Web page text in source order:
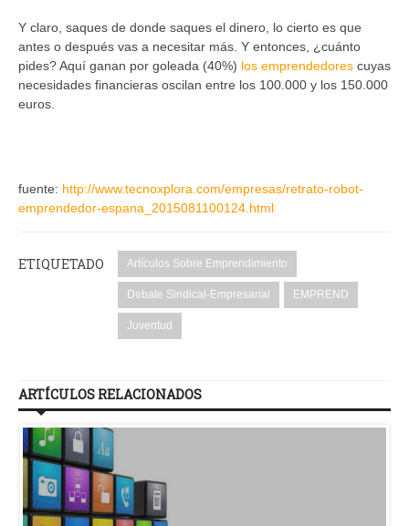
Y claro, saques de donde saques el dinero, lo cierto es que
antes o después vas a necesitar más. Y entonces, ¿cuánto
pides? Aquí ganan por goleada (40%) los emprendedores cuyas
necesidades financieras oscilan entre los 100.000 y los 150.000
euros.
fuente: http://www.tecnoxplora.com/empresas/retrato-robot-
emprendedor-espana_2015081100124.html
ETIQUETADO Artículos Sobre Emprendimiento
Debate Sindical-Empresarial EMPREND
Juventud
ARTÍCULOS RELACIONADOS